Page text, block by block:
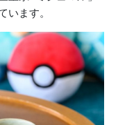
います。